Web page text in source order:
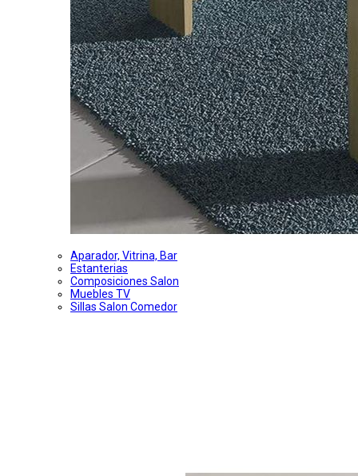
Aparador, Vitrina, Bar
Estanterias
Composiciones Salon
Muebles TV
Sillas Salon Comedor